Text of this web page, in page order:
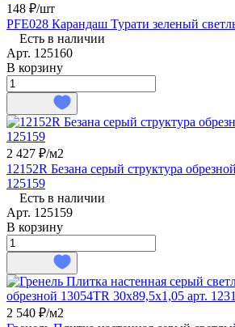
148 ₽/шт
PFE028 Карандаш Турати зеленый
Есть в наличии
Арт. 125160
В корзину
2 427 ₽/м2
12152R Безана серый структура
125159
Есть в наличии
Арт. 125159
В корзину
2 540 ₽/м2